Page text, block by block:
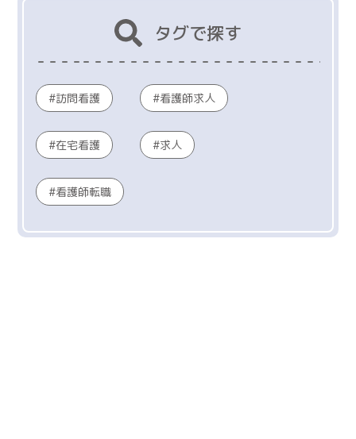
タグで探す
訪問看護 看護師求人
在宅看護 求人
看護師転職